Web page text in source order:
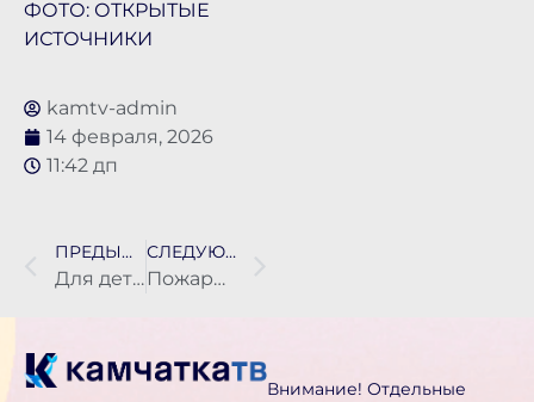
ФОТО: ОТКРЫТЫЕ
ИСТОЧНИКИ
kamtv-admin
14 февраля, 2026
11:42 дп
ПРЕДЫДУЩАЯ НОВОСТЬ
Для детской краевой больницы закупят новое оборудование
СЛЕДУЮЩАЯ НОВОСТЬ
Пожарные отработали действия в новом корпусе краевой больницы
Внимание! Отдельные